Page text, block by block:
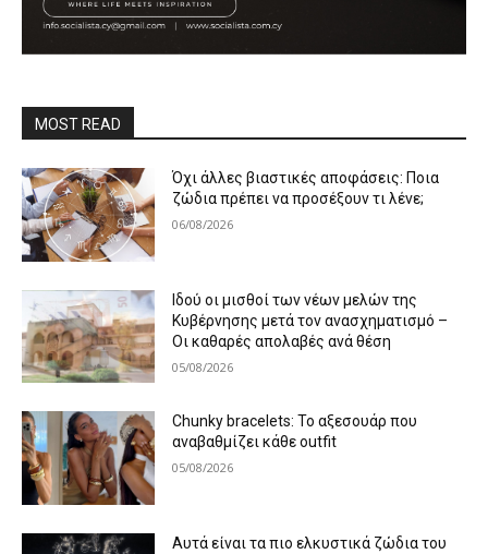
MOST READ
Όχι άλλες βιαστικές αποφάσεις: Ποια
ζώδια πρέπει να προσέξουν τι λένε;
06/08/2026
Ιδού οι μισθοί των νέων μελών της
Κυβέρνησης μετά τον ανασχηματισμό –
Οι καθαρές απολαβές ανά θέση
05/08/2026
Chunky bracelets: Το αξεσουάρ που
αναβαθμίζει κάθε outfit
05/08/2026
Αυτά είναι τα πιο ελκυστικά ζώδια του